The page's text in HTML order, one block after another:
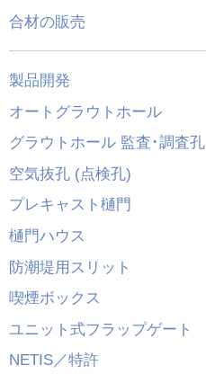
合材の販売
製品開発
オートグラウトホール
グラウトホール 監査･調査孔
空気抜孔 (点検孔)
プレキャスト樋門
樋門ハウス
防潮堤用スリット
喫煙ボックス
ユニット式フラップゲート
NETIS／特許